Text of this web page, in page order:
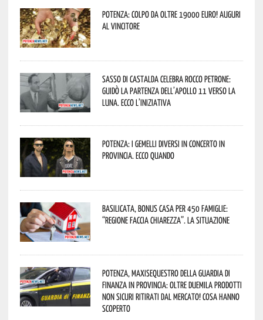
Potenza: colpo da oltre 19000 Euro! Auguri
al vincitore
Sasso di Castalda celebra Rocco Petrone:
guidò la partenza dell’Apollo 11 verso la
Luna. Ecco l’iniziativa
Potenza: i Gemelli DiVersi in concerto in
provincia. Ecco quando
Basilicata, Bonus casa per 450 famiglie:
“Regione faccia chiarezza”. La situazione
Potenza, maxisequestro della Guardia di
Finanza in provincia: oltre duemila prodotti
non sicuri ritirati dal mercato! Cosa hanno
scoperto